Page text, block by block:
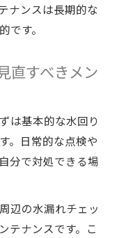
ナンスは長期的な
です。
直すべきメン
は基本的な水回り
。日常的な点検や
分で対処できる場
辺の水漏れチェッ
テナンスです。こ